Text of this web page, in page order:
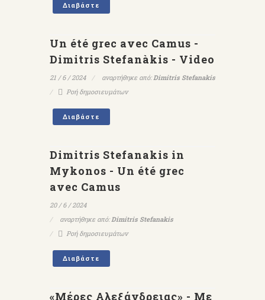
Διαβάστε
Un été grec avec Camus -
Dimitris Stefanàkis - Video
21 / 6 / 2024 αναρτήθηκε από:Dimitris Stefanakis
Ροή δημοσιευμάτων
Διαβάστε
Dimitris Stefanakis in
Mykonos - Un été grec
avec Camus
20 / 6 / 2024
αναρτήθηκε από:Dimitris Stefanakis
Ροή δημοσιευμάτων
Διαβάστε
«Μέρες Αλεξάνδρειας» - Με